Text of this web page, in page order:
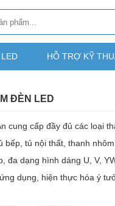
HỖ TRỢ KỸ
ĐÈN LED
cung cấp đầy đủ các loại
bếp, tủ nội thất, thanh
đa dạng hình dáng U, V,
dụng, hiện thực hóa ý